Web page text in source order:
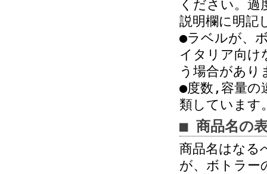
ください。過
説明欄に明記
●ラベルが、
イタリア向け
う場合があり
●度数,容量の
類しています
■ 商品名の
商品名はなる
が、ボトラー